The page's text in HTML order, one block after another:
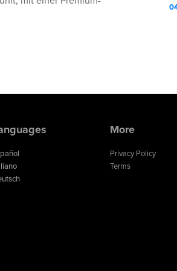
More
Privacy Policy
Terms